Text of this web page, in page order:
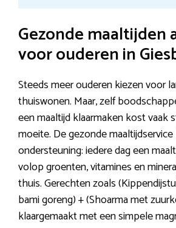
Gezonde maaltijden
voor ouderen in
Steeds meer ouderen kiezen voor
thuiswonen. Maar, zelf
een maaltijd klaarmaken kost vaak
moeite. De gezonde
ondersteuning: iedere dag een
volop groenten, vitamines en
thuis. Gerechten zoals
bami goreng) + (Shoarma met
klaargemaakt met een simpele